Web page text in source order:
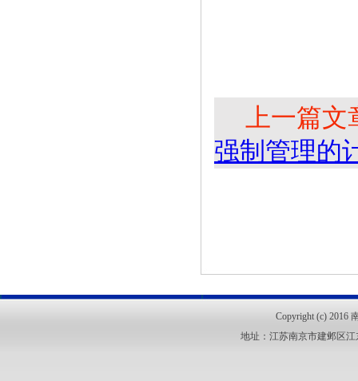
上一篇文
强制管理的
Copyright (c)
地址：江苏南京市建邺区江